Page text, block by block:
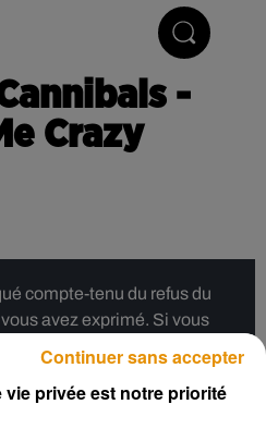
-
Crazy
compte-tenu du refus du
avez exprimé. Si vous
vie privée est notre priorité
Continuer sans accepter